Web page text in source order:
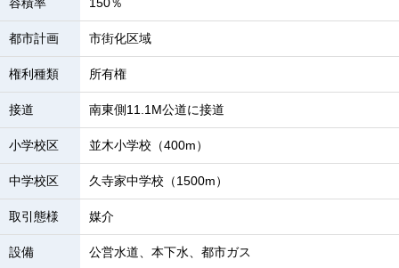
都市計画 市街化区域
権利種類 所有権
接道 南東側11.1M公道に接道
小学校区 並木小学校（400m）
中学校区 久寺家中学校（1500m）
取引態様 媒介
設備 公営水道、本下水、都市ガス